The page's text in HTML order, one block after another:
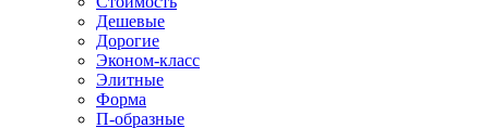
Дешевые
Дорогие
Эконом-класс
Элитные
Форма
П-образные